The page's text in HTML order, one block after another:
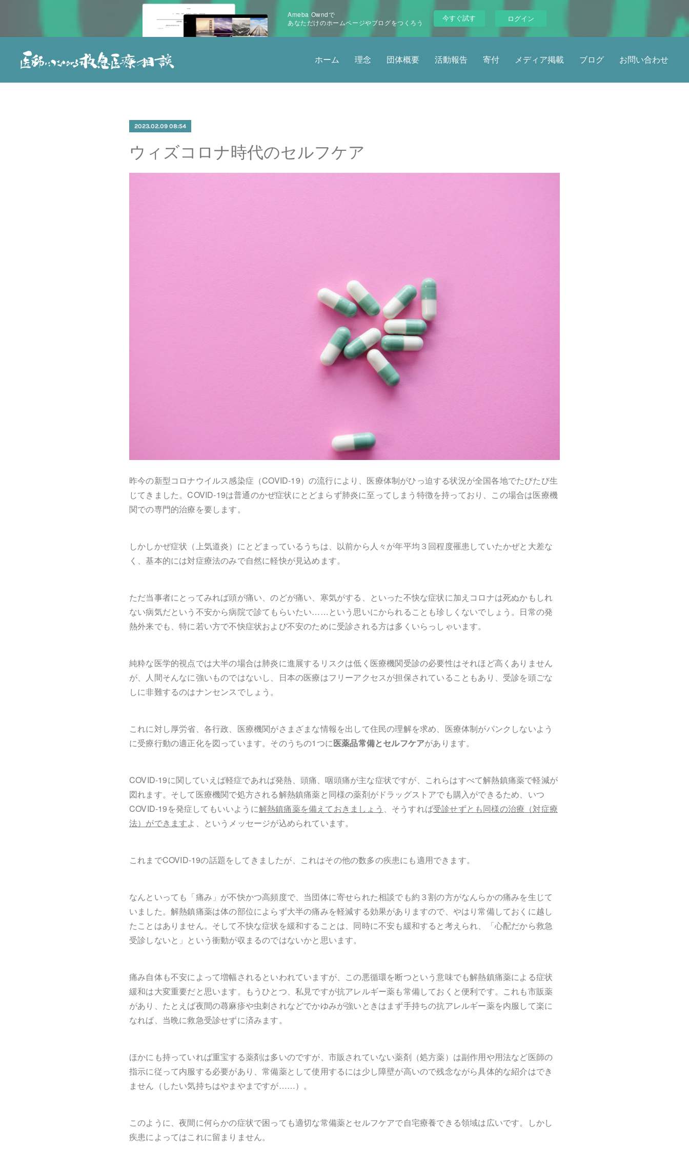
Ameba Owndで
あなただけのホームページやブログをつくろう
今すぐ試す ログイン
ホーム 理念 団体概要 活動報告 寄付 メディア掲載 ブログ お問い合わせ
2023.02.09 08:54
ウィズコロナ時代のセルフケア
昨今の新型コロナウイルス感染症（COVID-19）の流行により、医療体制がひっ迫する状況が全国各地でたびたび生
じてきました。COVID-19は普通のかぜ症状にとどまらず肺炎に至ってしまう特徴を持っており、この場合は医療機
関での専門的治療を要します。
しかしかぜ症状（上気道炎）にとどまっているうちは、以前から人々が年平均３回程度罹患していたかぜと大差な
く、基本的には対症療法のみで自然に軽快が見込めます。
ただ当事者にとってみれば頭が痛い、のどが痛い、寒気がする、といった不快な症状に加えコロナは死ぬかもしれ
ない病気だという不安から病院で診てもらいたい……という思いにかられることも珍しくないでしょう。 日常の発
熱外来でも、特に若い方で不快症状および不安のために受診される方は多くいらっしゃいます。
純粋な医学的視点では大半の場合は肺炎に進展するリスクは低く医療機関受診の必要性はそれほど高くありません
が、人間そんなに強いものではないし、日本の医療はフリーアクセスが担保されていることもあり、受診を頭ごな
しに非難するのはナンセンスでしょう。
これに対し厚労省、各行政、医療機関がさまざまな情報を出して住民の理解を求め、医療体制がパンクしないよう
に受療行動の適正化を図っています。そのうちの1つに医薬品常備とセルフケアがあります。
COVID-19に関していえば軽症であれば発熱、頭痛、咽頭痛が主な症状ですが、これらはすべて解熱鎮痛薬で軽減が
図れます。そして医療機関で処方される解熱鎮痛薬と同様の薬剤がドラッグストアでも購入ができるため、いつ
COVID-19を発症してもいいように解熱鎮痛薬を備えておきましょう 、 そうすれば受診せずとも同様の治療（対症療
法）ができますよ、というメッセージが込められています。
これまでCOVID-19の話題をしてきましたが、これはその他の数多の疾患にも適用できます。
なんといっても「痛み」が不快かつ高頻度で、当団体に寄せられた相談でも約３割の方がなんらかの痛みを生じて
いました。解熱鎮痛薬は体の部位によらず大半の痛みを軽減する効果がありますので、やはり常備しておくに越し
たことはありません。そして不快な症状を緩和することは、同時に不安も緩和すると考えられ、「心配だから救急
受診しないと」という衝動が収まるのではないかと思います。
痛み自体も不安によって増幅されるといわれていますが、この悪循環を断つという意味でも解熱鎮痛薬による症状
緩和は大変重要だと思います。もうひとつ、私見ですが抗アレルギー薬も常備しておくと便利です。これも市販薬
があり、たとえば夜間の蕁麻疹や虫刺されなどでかゆみが強いときはまず手持ちの抗アレルギー薬を内服して楽に
なれば、当晩に救急受診せずに済みます。
ほかにも持っていれば重宝する薬剤は多いのですが、市販されていない薬剤（処方薬）は副作用や用法など医師の
指示に従って内服する必要があり、常備薬として使用するには少し障壁が高いので残念ながら具体的な紹介はでき
ません（したい気持ちはやまやまですが……）。
このように、夜間に何らかの症状で困っても適切な常備薬とセルフケアで自宅療養できる領域は広いです。しかし
疾患によってはこれに留まりません。